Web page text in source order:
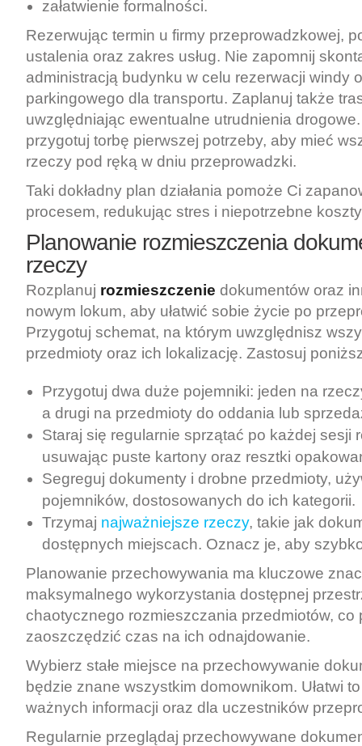
załatwienie formalności.
Rezerwując termin u firmy przeprowadzkowej,
ustalenia oraz zakres usług. Nie zapomnij
administracją budynku w celu rezerwacji windy
parkingowego dla transportu. Zaplanuj także
uwzględniając ewentualne utrudnienia
przygotuj torbę pierwszej potrzeby, aby mieć
rzeczy pod ręką w dniu przeprowadzki.
Taki dokładny plan działania pomoże Ci
procesem, redukując stres i niepotrzebne
Planowanie rozmieszczenia
rzeczy
Rozplanuj rozmieszczenie dokumentów oraz
nowym lokum, aby ułatwić sobie życie po
Przygotuj schemat, na którym uwzględnisz
przedmioty oraz ich lokalizację. Zastosuj
Przygotuj dwa duże pojemniki: jeden na
a drugi na przedmioty do oddania lub
Staraj się regularnie sprzątać po każdej sesji
usuwając puste kartony oraz resztki
Segreguj dokumenty i drobne przedmioty,
pojemników, dostosowanych do ich kategorii.
Trzymaj najważniejsze rzeczy, takie jak
dostępnych miejscach. Oznacz je, aby
Planowanie przechowywania ma kluczowe
maksymalnego wykorzystania dostępnej
chaotycznego rozmieszczania przedmiotów, co
zaoszczędzić czas na ich odnajdowanie.
Wybierz stałe miejsce na przechowywanie
będzie znane wszystkim domownikom. Ułatwi
ważnych informacji oraz dla uczestników
Regularnie przeglądaj przechowywane